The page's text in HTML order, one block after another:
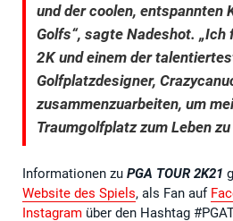
und der coolen, entspannten
Golfs“, sagte Nadeshot. „Ich
2K und einem der
Golfplatzdesigner,
zusammenzuarbeiten, um
Traumgolfplatz zum Leben
Informationen zu PGA TOUR 2K21
Website des Spiels, als Fan auf
Instagram über den Hashtag